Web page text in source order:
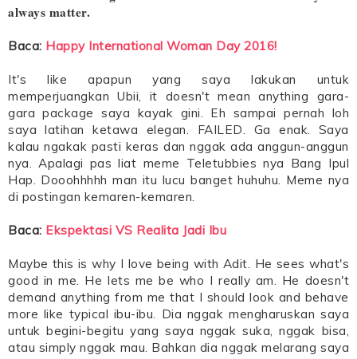
always matter.
Baca: Happy International Woman Day 2016!
It's like apapun yang saya lakukan untuk
memperjuangkan Ubii, it doesn't mean anything gara-
gara package saya kayak gini. Eh sampai pernah loh
saya latihan ketawa elegan. FAILED. Ga enak. Saya
kalau ngakak pasti keras dan nggak ada anggun-anggun
nya. Apalagi pas liat meme Teletubbies nya Bang Ipul
Hap. Dooohhhhh man itu lucu banget huhuhu. Meme nya
di postingan kemaren-kemaren.
Baca: Ekspektasi VS Realita Jadi Ibu
Maybe this is why I love being with Adit. He sees what's
good in me. He lets me be who I really am. He doesn't
demand anything from me that I should look and behave
more like typical ibu-ibu. Dia nggak mengharuskan saya
untuk begini-begitu yang saya nggak suka, nggak bisa,
atau simply nggak mau. Bahkan dia nggak melarang saya